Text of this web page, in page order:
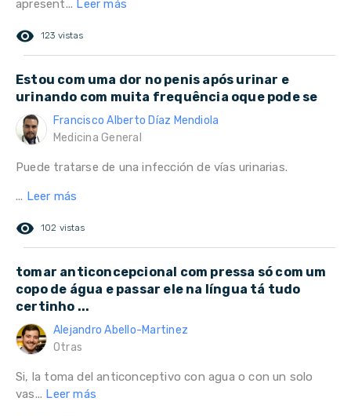
apresent... Leer más
remove_red_eye 123 vistas
Estou com uma dor no penis após urinar e
urinando com muita frequência oque pode se
Francisco Alberto Díaz Mendiola
Medicina General
Puede tratarse de una infección de vías urinarias.
... Leer más
remove_red_eye 102 vistas
tomar anticoncepcional com pressa só com um
copo de água e passar ele na língua tá tudo
certinho ...
Alejandro Abello-Martinez
Otras
Si, la toma del anticonceptivo con agua o con un solo
vas... Leer más